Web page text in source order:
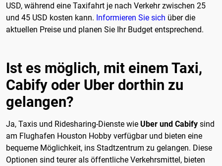
USD, während eine Taxifahrt je nach Verkehr zwischen 25
und 45 USD kosten kann. Informieren Sie sich über die
aktuellen Preise und planen Sie Ihr Budget entsprechend.
Ist es möglich, mit einem Taxi,
Cabify oder Uber dorthin zu
gelangen?
Ja, Taxis und Ridesharing-Dienste wie Uber und Cabify sind
am Flughafen Houston Hobby verfügbar und bieten eine
bequeme Möglichkeit, ins Stadtzentrum zu gelangen. Diese
Optionen sind teurer als öffentliche Verkehrsmittel, bieten